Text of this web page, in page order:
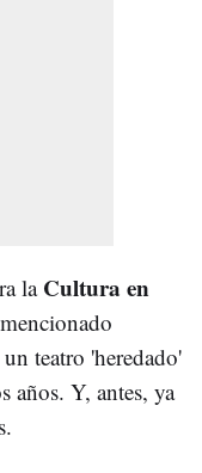
laCultura en
teatro 'heredado'
años. Y, antes, ya